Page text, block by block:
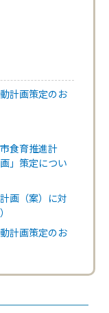
計画策定のお
食育推進計
」策定につい
画（案）に対
計画策定のお